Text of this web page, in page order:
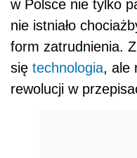
w Polsce nie tylko
nie istniało
form zatrudnienia.
się technologia, ale
rewolucji w